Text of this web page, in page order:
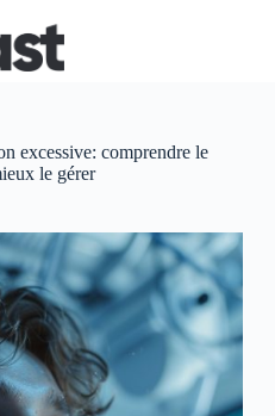
excessive: comprendre le
le gérer